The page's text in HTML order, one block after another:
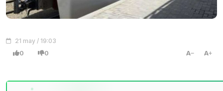
21 may / 19:03
0 0 A A